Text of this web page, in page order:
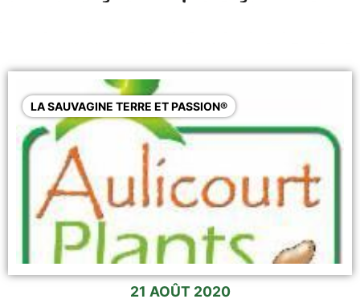
LA SAUVAGINE TERRE ET PASSION®
21 AOÛT 2020